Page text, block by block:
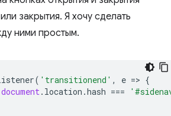
закрытия. Я хочу сделать
ними простым.
( 'transitionend' , e => {
document. location .hash ===